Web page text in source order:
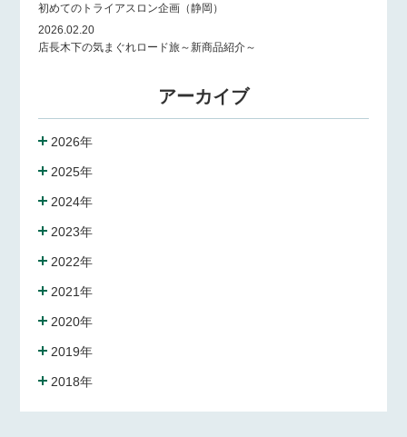
初めてのトライアスロン企画（静岡）
2026.02.20
店長木下の気まぐれロード旅～新商品紹介～
アーカイブ
2026年
2025年
2024年
2023年
2022年
2021年
2020年
2019年
2018年